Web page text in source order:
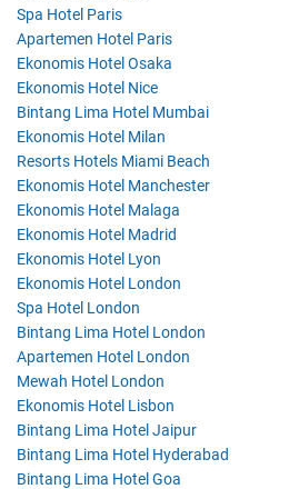
Spa Hotel Paris
Apartemen Hotel Paris
Ekonomis Hotel Osaka
Ekonomis Hotel Nice
Bintang Lima Hotel Mumbai
Ekonomis Hotel Milan
Resorts Hotels Miami Beach
Ekonomis Hotel Manchester
Ekonomis Hotel Malaga
Ekonomis Hotel Madrid
Ekonomis Hotel Lyon
Ekonomis Hotel London
Spa Hotel London
Bintang Lima Hotel London
Apartemen Hotel London
Mewah Hotel London
Ekonomis Hotel Lisbon
Bintang Lima Hotel Jaipur
Bintang Lima Hotel Hyderabad
Bintang Lima Hotel Goa